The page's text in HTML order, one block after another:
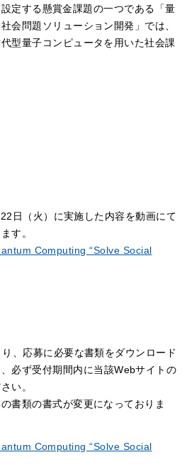
定する懸賞金課題の一つである「量
会問題ソリューション開発」では、
型量子コンピュータを用いた社会課
日（火）に実施した内容を動画にて
す。
Computing “Solve Social
、応募に必要な書類をダウンロード
必ず受付期間内に当該Webサイトの
い。
書類の書式が変更になっておりま
Computing “Solve Social